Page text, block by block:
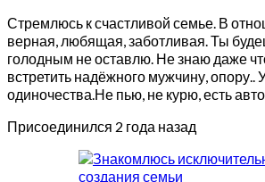
Стремлюсь к счастливой семье. В
верная, любящая, заботливая. Ты
голодным не оставлю. Не знаю даже
встретить надёжного мужчину, опору..
одиночества.Не пью, не курю, есть
Присоединился 2 года назад